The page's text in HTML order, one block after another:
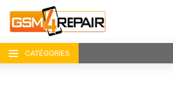
CATÉGORIES